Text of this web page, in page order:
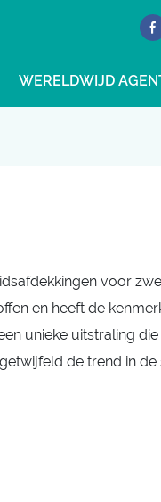
WERELDWIJD
voor
en heeft de
unieke uitstraling
de trend in de